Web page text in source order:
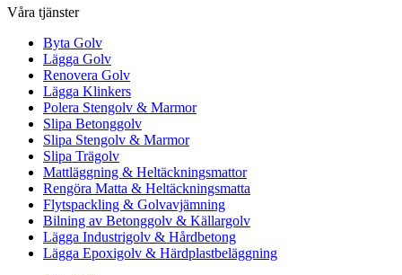
Våra tjänster
Byta Golv
Lägga Golv
Renovera Golv
Lägga Klinkers
Polera Stengolv & Marmor
Slipa Betonggolv
Slipa Stengolv & Marmor
Slipa Trägolv
Mattläggning & Heltäckningsmattor
Rengöra Matta & Heltäckningsmatta
Flytspackling & Golvavjämning
Bilning av Betonggolv & Källargolv
Lägga Industrigolv & Hårdbetong
Lägga Epoxigolv & Härdplastbeläggning